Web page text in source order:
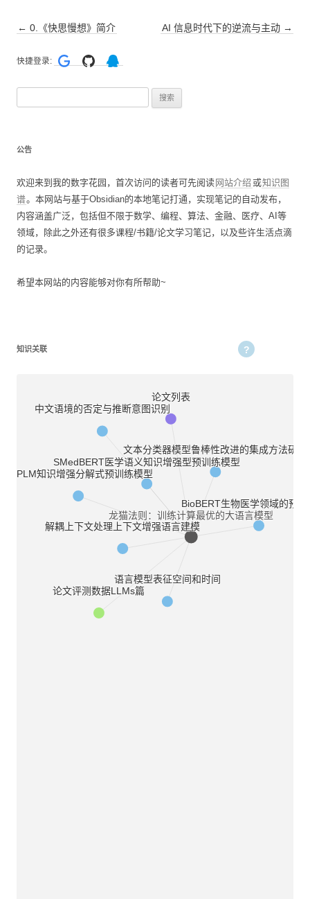
文
导
航
← 0.《快思慢想》简介 AI 信息时代下的逆流与主动 →
快捷登录:
公告
欢迎来到我的数字花园，首次访问的读者可先阅读网站介绍 或知识图
谱。本网站与基于Obsidian的本地笔记打通，实现笔记的自动发布，
内容涵盖广泛，包括但不限于数学、编程、算法、金融、医疗、AI等
领域，除此之外还有很多课程/书籍/论文学习笔记，以及些许生活点滴
的记录。
希望本网站的内容能够对你有所帮助~
知识关联
BioBERT生物医学领域的预
语言模型表征空间和时间
DKPLM知识增强分解式预训练模型
论文评测数据LLMs篇
解耦上下文处理上下文增强语言建模
文本分类器模型鲁棒性改进的集成方法研究
中文语境的否定与推断意图识别
龙猫法则：训练计算最优的大语言模型
SMedBERT医学语义知识增强型预训练模型
论文列表